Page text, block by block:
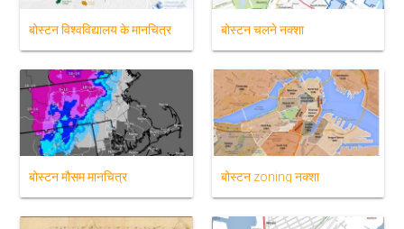
बोस्टन विश्वविद्यालय के मानचित्र बोस्टन चलने नक्शा
बोस्टन मौसम मानचित्र बोस्टन zoning नक्शा